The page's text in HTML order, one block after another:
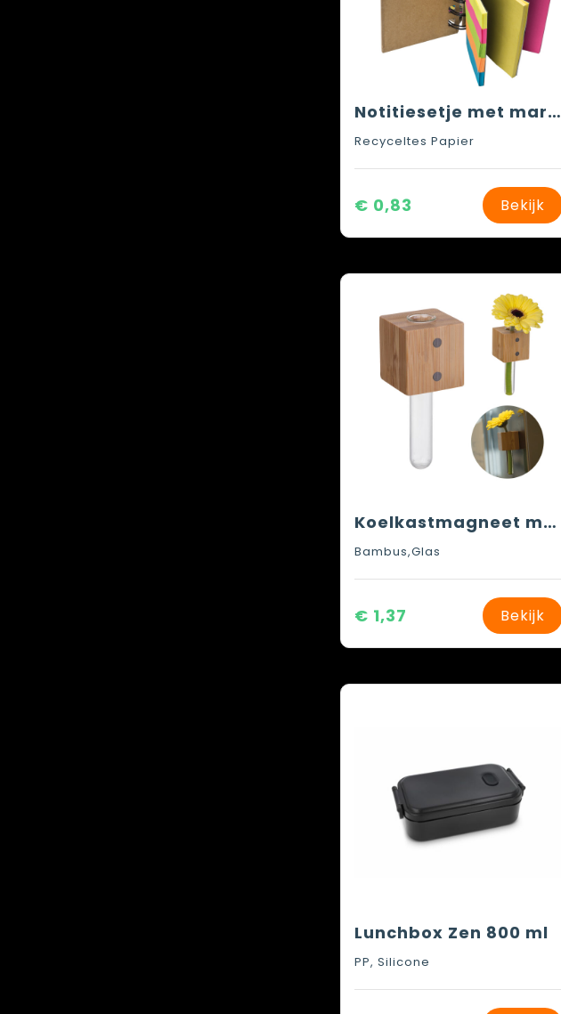
Notitiesetje met markeerstikkers en zelfklevende velletjes
Recyceltes Papier
€ 0,83 Bekijk
Koelkastmagneet met vaas
Bambus,Glas
€ 1,37 Bekijk
Lunchbox Zen 800 ml
PP, Silicone